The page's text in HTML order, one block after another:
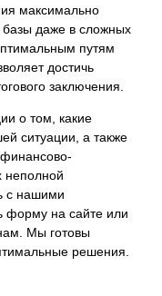
максимально
базы даже в сложных
путям
достичь
заключения.
о том, какие
ситуации, а также
неполной
с нашими
форму на сайте или
Мы готовы
решения.